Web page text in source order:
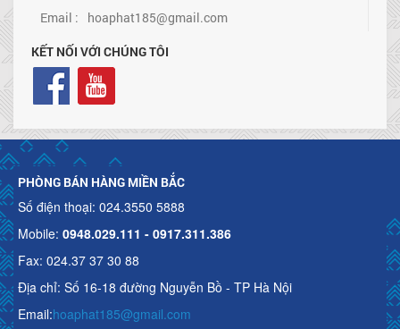
Email : hoaphat185@gmail.com
KẾT NỐI VỚI CHÚNG TÔI
PHÒNG BÁN HÀNG MIỀN BẮC
Số điện thoại: 024.3550 5888
Mobile: 0948.029.111 - 0917.311.386
Fax: 024.37 37 30 88
Địa chỉ: Số 16-18 đường Nguyễn Bồ - TP Hà Nội
Email:hoaphat185@gmail.com